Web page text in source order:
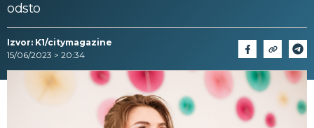
odsto
Izvor: K1/citymagazine
15/06/2023 > 20:34